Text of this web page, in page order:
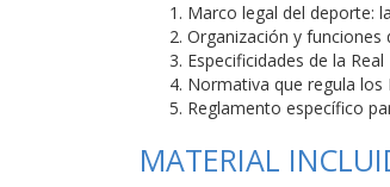
Marco legal del deporte:
Organización y funciones
Especificidades de la
Normativa que regula los
Reglamento específico
MATERIAL